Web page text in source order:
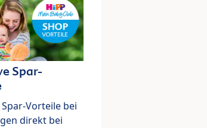
Spar-
Vorteile bei
direkt bei